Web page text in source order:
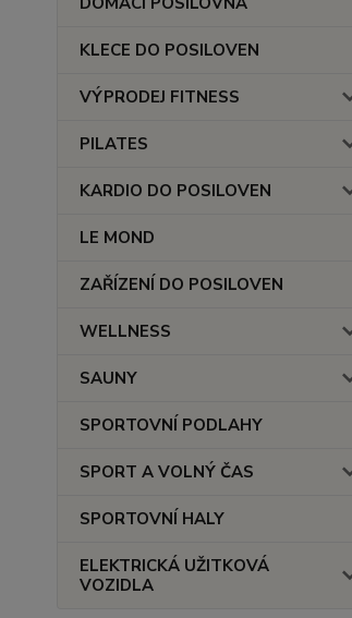
KLECE DO POSILOVEN
VÝPRODEJ FITNESS
PILATES
KARDIO DO POSILOVEN
LE MOND
ZAŘÍZENÍ DO POSILOVEN
WELLNESS
SAUNY
SPORTOVNÍ PODLAHY
SPORT A VOLNÝ ČAS
SPORTOVNÍ HALY
ELEKTRICKÁ UŽITKOVÁ
VOZIDLA